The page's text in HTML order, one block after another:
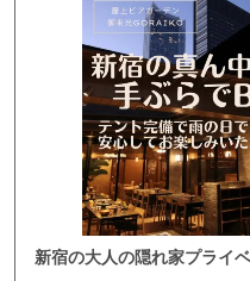
新宿の大人の隠れ家プライ